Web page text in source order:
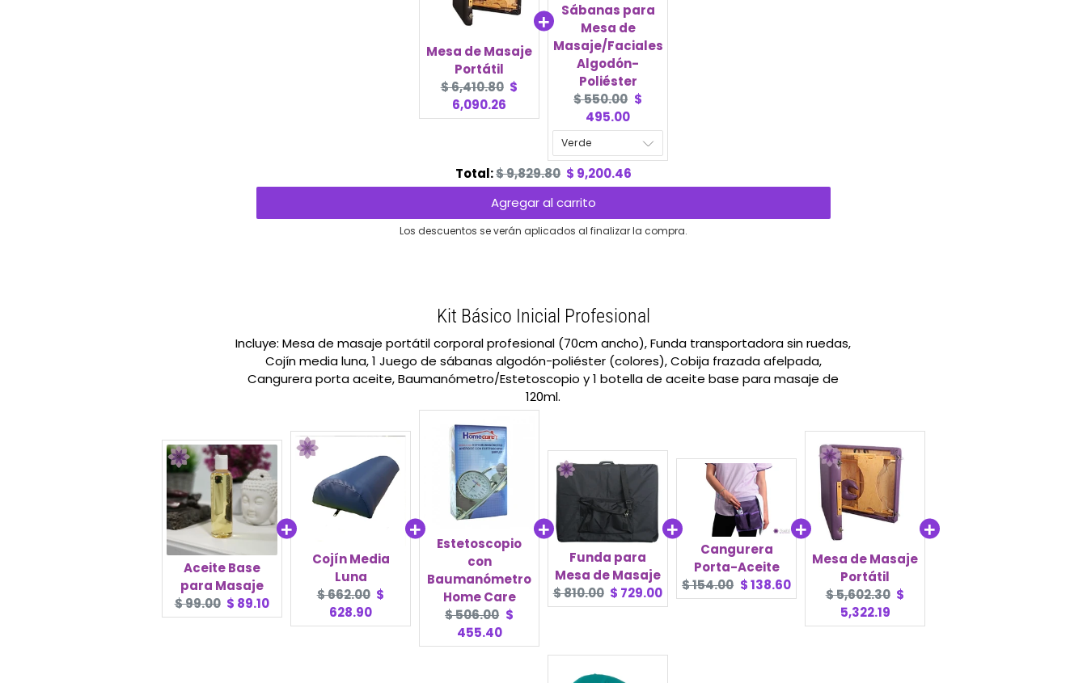
Mesa de Masaje
Portátil
Original
price:
$ 6,410.80 Current
$
6,090.26
Sábanas para
Mesa de
Masaje/Faciales
Algodón-
Poliéster
Original
price:
$ 550.00 Current
$
495.00
Total:Original
price
$ 9,829.80 Discounted
price
$ 9,200.46
Agregar al carrito
Los descuentos se verán aplicados al finalizar la compra.
Kit Básico Inicial Profesional
Incluye: Mesa de masaje portátil corporal profesional (70cm ancho), Funda transportadora sin ruedas,
Cojín media luna, 1 Juego de sábanas algodón-poliéster (colores), Cobija frazada afelpada,
Cangurera porta aceite, Baumanómetro/Estetoscopio y 1 botella de aceite base para masaje de
120ml.
Aceite Base
para Masaje
Original
price:
$ 99.00 Current
price:
$ 89.10
Cojín Media
Luna
Original
price:
$ 662.00 Current
$
628.90
Estetoscopio
con
Baumanómetro
Home Care
Original
price:
$ 506.00 Current
$
455.40
Funda para
Mesa de Masaje
Original
price:
$ 810.00 Current
price:
$ 729.00
Cangurera
Porta-Aceite
Original
price:
$ 154.00 Current
price:
$ 138.60
Mesa de Masaje
Portátil
Original
price:
$ 5,602.30 Current
$
5,322.19